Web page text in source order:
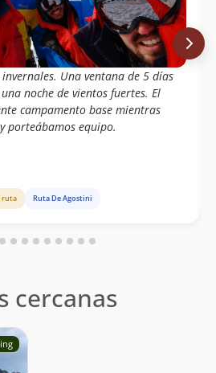
invernales. Una ventana de 5 días
noche de vientos fuertes. El
campamento base mientras
porteábamos equipo.
ruta Ruta De Agostini
cercanas